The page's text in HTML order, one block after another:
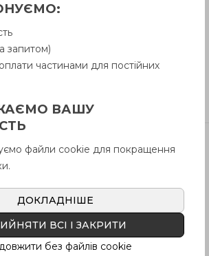
(pdf.)
Так 4815грн
Так 4815 грн
запитом)
частинами для постійних
ВАШУ
файли cookie для покращення
ДОКЛАДНІШЕ
ВСІ І ЗАКРИТИ
без файлів cookie